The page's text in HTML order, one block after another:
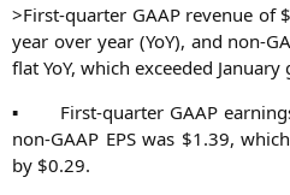
>First-quar­ter GAAPreve­nue of
year over year (YoY), and non-
flat YoY, which excee­ded
▪ First-quar­ter GAAP
non-GAAP EPSwas $1.39, which
by $0.29.